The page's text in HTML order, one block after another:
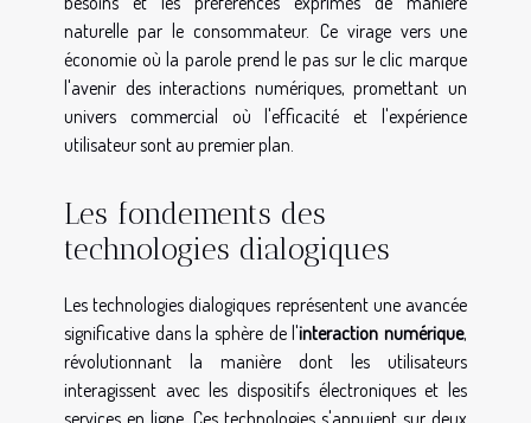
naturelle par le consommateur. Ce virage vers une
économie où la parole prend le pas sur le clic marque
l'avenir des interactions numériques, promettant un
univers commercial où l'efficacité et l'expérience
utilisateur sont au premier plan.
Les fondements des
technologies dialogiques
Les technologies dialogiques représentent une avancée
significative dans la sphère de l'interaction numérique,
révolutionnant la manière dont les utilisateurs
interagissent avec les dispositifs électroniques et les